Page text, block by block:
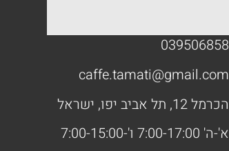
039506858
caffe.tamati@gmail.com
הכרמל 12, תל אביב יפו, ישראל
א'-ה' 7:00-17:00 ו'-7:00-15:00